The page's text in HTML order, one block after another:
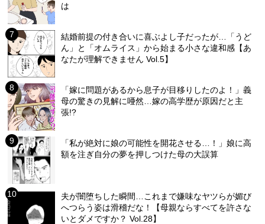
は
結婚前提の付き合いに喜ぶよし子だったが…「うど
ん」と「オムライス」から始まる小さな違和感【あ
なたが理解できません Vol.5】
「嫁に問題があるから息子が目移りしたのよ！」義
母の驚きの見解に唖然…嫁の高学歴が原因だと主
張!?
「私が絶対に娘の可能性を開花させる…！」娘に高
額を注ぎ自分の夢を押しつけた母の大誤算
夫が闇堕ちした瞬間…これまで嫌味なヤツらが媚び
へつらう姿は滑稽だな！【母親ならすべてを許さな
いとダメですか？ Vol.28】